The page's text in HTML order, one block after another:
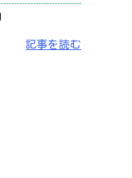
記事を読む